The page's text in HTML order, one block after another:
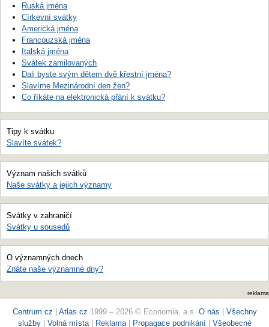
Ruská jména
Církevní svátky
Americká jména
Francouzská jména
Italská jména
Svátek zamilovaných
Dali byste svým dětem dvě křestní jména?
Slavíme Mezinárodní den žen?
Co říkáte na elektronická přání k svátku?
Tipy k svátku
Slavíte svátek?
Význam našich svátků
Naše svátky a jejich významy
Svátky v zahraničí
Svátky u sousedů
O významných dnech
Znáte naše významné dny?
reklama
Centrum.cz Atlas.cz 1999 – 2026 © Economia, a.s. O nás
Všechny
služby
Volná místa| Reklama Propagace podnikání| Všeobecné